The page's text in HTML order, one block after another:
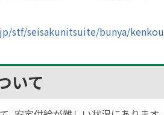
stf/seisakunitsuite/bunya/
いて